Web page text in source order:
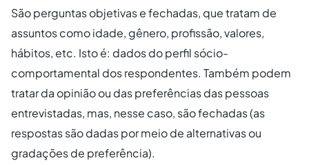
São perguntas objetivas e fechadas, que tratam de
assuntos como idade, gênero, profissão, valores,
hábitos, etc. Isto é: dados do perfil sócio-
comportamental dos respondentes. Também podem
tratar da opinião ou das preferências das pessoas
entrevistadas, mas, nesse caso, são fechadas (as
respostas são dadas por meio de alternativas ou
gradações de preferência).